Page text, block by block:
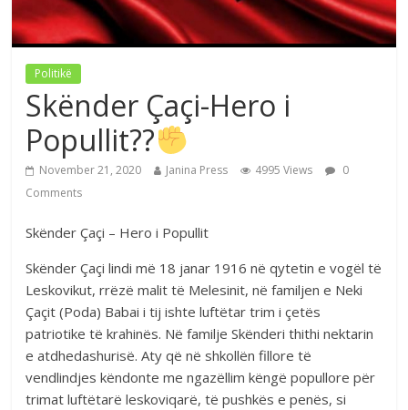
Politikë
Skënder Çaçi-Hero i
Popullit??
November 21, 2020 Janina Press 4995 Views
0
Comments
Skënder Çaçi – Hero i Popullit
Skënder Çaçi lindi më 18 janar 1916 në qytetin e vogël të
Leskovikut, rrëzë malit të Melesinit, në familjen e Neki
Çaçit (Poda) Babai i tij ishte luftëtar trim i çetës
patriotike të krahinës. Në familje Skënderi thithi nektarin
e atdhedashurisë. Aty që në shkollën fillore të
vendlindjes këndonte me ngazëllim këngë popullore për
trimat luftëtarë leskoviqarë, të pushkës e penës, si